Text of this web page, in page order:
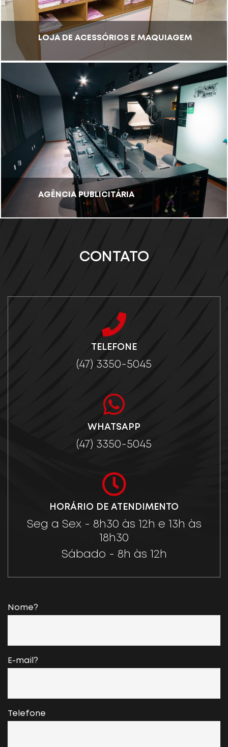
LOJA DE ACESSÓRIOS E MAQUIAGEM
AGÊNCIA PUBLICITÁRIA
CONTATO
TELEFONE
(47) 3350-5045
WHATSAPP
(47) 3350-5045
HORÁRIO DE ATENDIMENTO
Seg a Sex - 8h30 às 12h e 13h às
18h30
Sábado - 8h às 12h
Nome?
E-mail?
Telefone